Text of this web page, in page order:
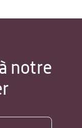
notre